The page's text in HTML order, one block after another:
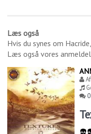
Læs også
Hvis du synes om Hacride
Læs også vores
Af
0